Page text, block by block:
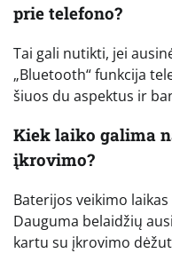
prie telefono?
Tai gali nutikti, jei
„Bluetooth“ funkcija
šiuos du aspektus ir
Kiek laiko galima
įkrovimo?
Baterijos veikimo
Dauguma belaidžių
kartu su įkrovimo